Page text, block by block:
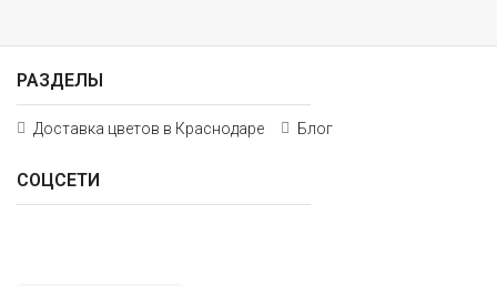
РАЗДЕЛЫ
Доставка цветов в Краснодаре Блог
СОЦСЕТИ